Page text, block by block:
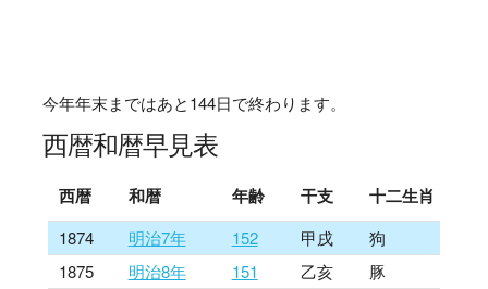
今年年末まではあと144日で終わります。
西暦和暦早見表
西暦 和暦 年齢 干支 十二生肖
1874 明治7年 152 甲戌
狗
1875
明治8年 151 乙亥
豚